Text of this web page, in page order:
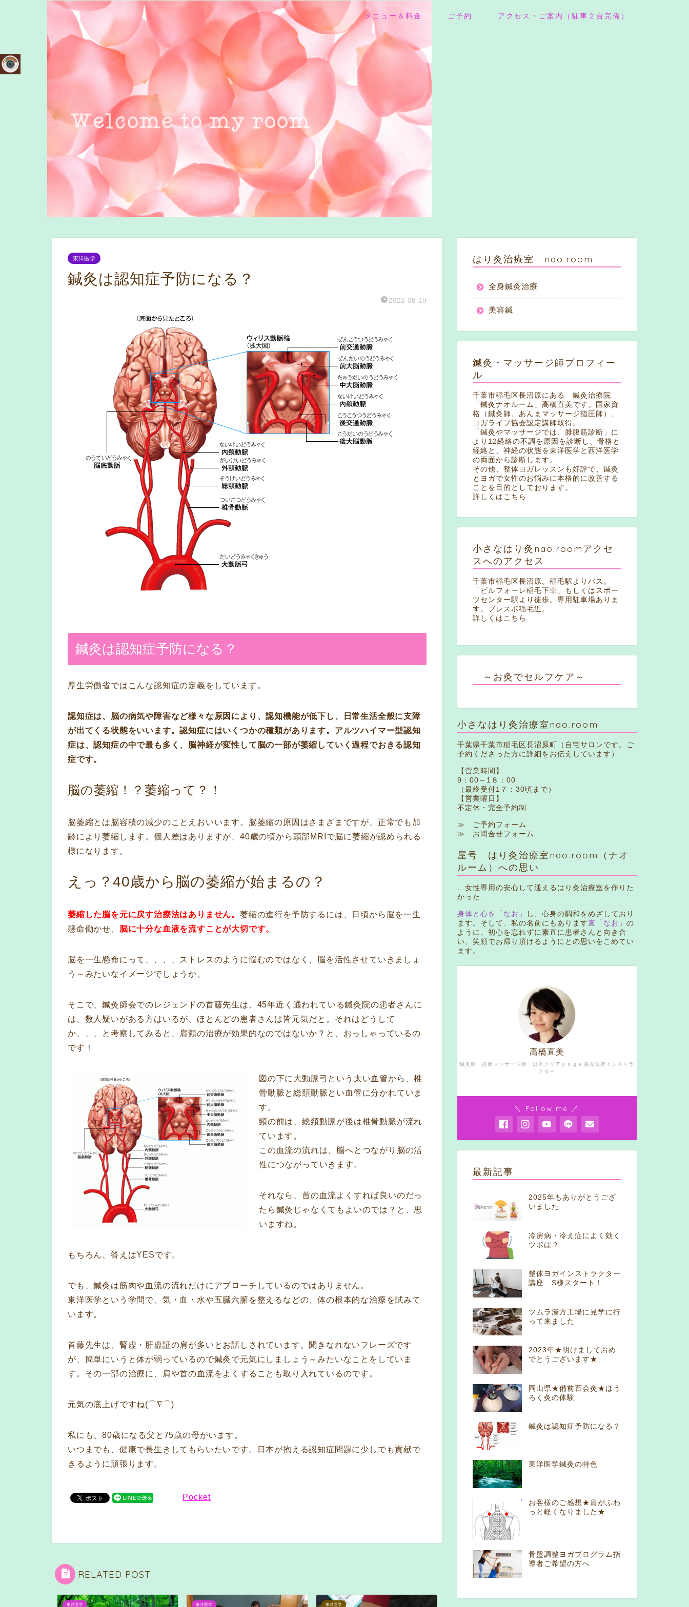
メニュー＆料金 ご予約 アクセス・ご案内（駐車２台完備）
東洋医学
鍼灸は認知症予防になる？
2022-08-19
鍼灸は認知症予防になる？
厚生労働省ではこんな認知症の定義をしています。
認知症は、脳の病気や障害など様々な原因により、認知機能が低下し、日常生活全般に支障
が出てくる状態をいいます。認知症にはいくつかの種類があります。アルツハイマー型認知
症は、認知症の中で最も多く、脳神経が変性して脳の一部が萎縮していく過程でおきる認知
症です。
脳の萎縮！？萎縮って？！
脳萎縮とは脳容積の減少のことえおいいます。脳萎縮の原因はさまざまですが、正常でも加
齢により萎縮します。個人差はありますが、40歳の頃から頭部MRIで脳に萎縮が認められる
様になります。
えっ？40歳から脳の萎縮が始まるの？
萎縮した脳を元に戻す治療法はありません。萎縮の進行を予防するには、日頃から脳を一生
懸命働かせ、 脳に十分な血液を流すことが大切です。
脳を一生懸命にって、、、、ストレスのように悩むのではなく、脳を活性させていきましょ
う～みたいなイメージでしょうか。
そこで、鍼灸師会でのレジェンドの首藤先生は、45年近く通われている鍼灸院の患者さんに
は、数人疑いがある方はいるが、ほとんどの患者さんは皆元気だと。それはどうして
か、、、と考察してみると、肩頸の治療が効果的なのではないか？と、おっしゃっているの
です！
図の下に大動脈弓という太い血管から、椎
骨動脈と総頚動脈とい血管に分かれていま
す。
頸の前は、総頚動脈が後は椎骨動脈が流れ
ています。
この血流の流れは、脳へとつながり脳の活
性につながっていきます。
それなら、首の血流よくすれば良いのだっ
たら鍼灸じゃなくてもよいのでは？と、思
いますね。
もちろん、答えはYESです。
でも、鍼灸は筋肉や血流の流れだけにアプローチしているのではありません。
東洋医学という学問で、気・血・水や五臓六腑を整えるなどの、体の根本的な治療を試みて
います。
首藤先生は、腎虚・肝虚証の肩が多いとお話しされています。聞きなれないフレーズです
が、簡単にいうと体が弱っているので鍼灸で元気にしましょう～みたいなことをしていま
す。その一部の治療に、肩や首の血流をよくすることも取り入れているのです。
元気の底上げですね(⌒∇⌒)
私にも、80歳になる父と75歳の母がいます。
いつまでも、健康で長生きしてもらいたいです。日本が抱える認知症問題に少しでも貢献で
きるように頑張ります。
Pocket
RELATED POST
東洋医学 東洋医学 東洋医学
はり灸治療室 nao.room
全身鍼灸治療
美容鍼
鍼灸・マッサージ師プロフィー
ル
千葉市稲毛区長沼原にある 鍼灸治療院
「鍼灸ナオルーム」高橋直美です。国家資
格（鍼灸師、あんまマッサージ指圧師）、
ヨガライフ協会認定講師取得。
「鍼灸やマッサージでは、腓腹筋診断」に
より12経絡の不調を原因を診断し、骨格と
経絡と、神経の状態を東洋医学と西洋医学
の両面から診断します。
その他、整体ヨガレッスンも好評で、鍼灸
とヨガで女性のお悩みに本格的に改善する
ことを目的としております。
詳しくはこちら
小さなはり灸nao.roomアクセ
スへのアクセス
千葉市稲毛区長沼原。稲毛駅よりバス。
「ビルフォーレ稲毛下車」もしくはスポー
ツセンター駅より徒歩。専用駐車場ありま
す。プレスポ稲毛近。
詳しくはこちら
～お灸でセルフケア～
小さなはり灸治療室nao.room
千葉県千葉市稲毛区長沼原町（自宅サロンです。ご
予約くださった方に詳細をお伝えしています）
【営業時間】
9：00～1８：00
（最終受付1７：30頃まで）
【営業曜日】
不定休・完全予約制
≫ ご予約フォーム
≫ お問合せフォーム
屋号 はり灸治療室nao.room（ナオ
ルーム）への思い
…女性専用の安心して通えるはり灸治療室を作りた
かった…
身体と心を「なお」
し、心身の調和をめざしており
ます。そして、私の名前にもあります直「なお」 の
ように、初心を忘れずに素直に患者さんと向き合
い、笑顔でお帰り頂けるようにとの思いをこめてい
ます。
鍼灸師・按摩マッサージ師・日本クリアｙｏｇａ協会認定インストラ
クター
高橋直美
＼ Follow me ／
最新記事
2025年もありがとうござ
いました
冷房病・冷え症によく効く
ツボは？
整体ヨガインストラクター
講座 S様スタート！
ツムラ漢方工場に見学に行
って来ました
2023年★明けましておめ
でとうございます★
岡山県★備前百会灸★ほう
ろく灸の体験
鍼灸は認知症予防になる？
東洋医学鍼灸の特色
お客様のご感想★肩がふわ
っと軽くなりました★
骨盤調整ヨガプログラム指
導者ご希望の方へ